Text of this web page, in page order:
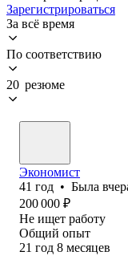
Зарегистрироваться
За всё время
По соответствию
20 резюме
Экономист
41 год • Была
200 000 ₽
Не ищет работу
Общий опыт
21 год 8 месяцев